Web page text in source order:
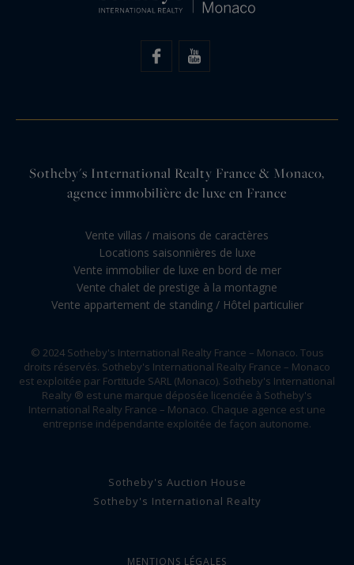
Sotheby's International Realty France & Monaco,
agence immobilière de luxe en France
Vente villas / maisons de caractères
Locations saisonnières de luxe
Vente immobilier de luxe en bord de mer
Vente chalet de prestige à la montagne
Vente appartement de standing / Hôtel particulier
© 2024 Sotheby's International Realty France – Monaco. Tous
droits réservés. Sotheby's International Realty France – Monaco
est exploitée par Fortitude SARL (Monaco). Sotheby's International
Realty ® est une marque déposée licenciée à Sotheby's
International Realty France – Monaco. Chaque agence est une
entreprise indépendante exploitée de façon autonome.
Sotheby's Auction House
Sotheby's International Realty
MENTIONS LÉGALES